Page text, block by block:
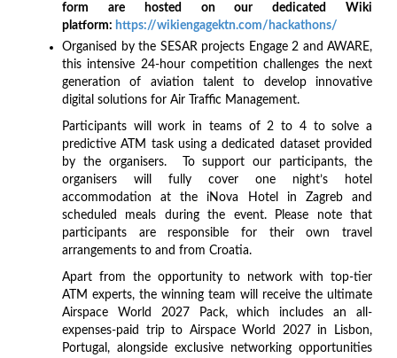
form are hosted on our dedicated Wiki
platform: https://wikiengagektn.com/hackathons/
Organised by the SESAR projects Engage 2 and AWARE,
this intensive 24-hour competition challenges the next
generation of aviation talent to develop innovative
digital solutions for Air Traffic Management.
Participants will work in teams of 2 to 4 to solve a
predictive ATM task using a dedicated dataset provided
by the organisers. To support our participants, the
organisers will fully cover one night’s hotel
accommodation at the iNova Hotel in Zagreb and
scheduled meals during the event. Please note that
participants are responsible for their own travel
arrangements to and from Croatia.
Apart from the opportunity to network with top-tier
ATM experts, the winning team will receive the ultimate
Airspace World 2027 Pack, which includes an all-
expenses-paid trip to Airspace World 2027 in Lisbon,
Portugal, alongside exclusive networking opportunities